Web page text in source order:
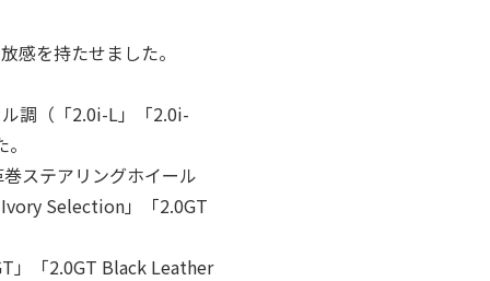
感を持たせました。
調（「2.0i-L」「2.0i-
ステアリングホイール
Selection」「2.0GT
」「2.0GT Black Leather